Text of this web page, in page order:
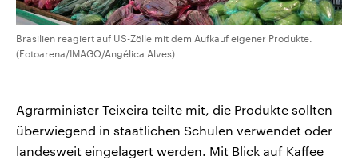
Brasilien reagiert auf US-Zölle mit dem Aufkauf eigener Produkte.
(Fotoarena/IMAGO/Angélica Alves)
Agrarminister Teixeira teilte mit, die Produkte sollten
überwiegend in staatlichen Schulen verwendet oder
landesweit eingelagert werden. Mit Blick auf Kaffee